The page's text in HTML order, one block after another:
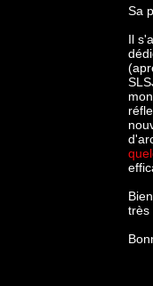
Sa
Il
très